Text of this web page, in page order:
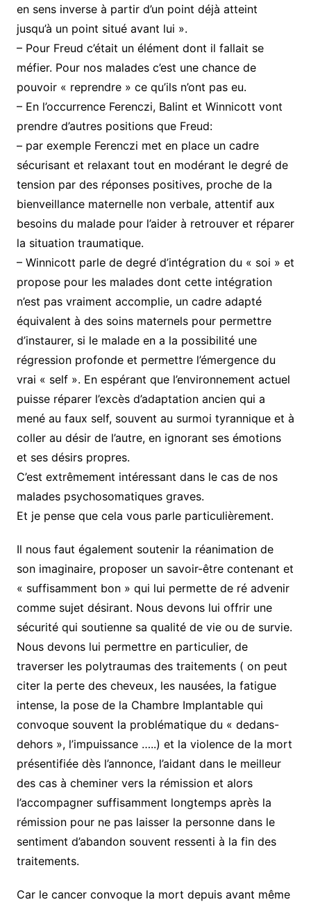
en sens inverse à partir d’un point déjà atteint
jusqu’à un point situé avant lui ».
– Pour Freud c’était un élément dont il fallait se
méfier. Pour nos malades c’est une chance de
pouvoir « reprendre » ce qu’ils n’ont pas eu.
– En l’occurrence Ferenczi, Balint et Winnicott vont
prendre d’autres positions que Freud:
– par exemple Ferenczi met en place un cadre
sécurisant et relaxant tout en modérant le degré de
tension par des réponses positives, proche de la
bienveillance maternelle non verbale, attentif aux
besoins du malade pour l’aider à retrouver et réparer
la situation traumatique.
– Winnicott parle de degré d’intégration du « soi » et
propose pour les malades dont cette intégration
n’est pas vraiment accomplie, un cadre adapté
équivalent à des soins maternels pour permettre
d’instaurer, si le malade en a la possibilité une
régression profonde et permettre l’émergence du
vrai « self ». En espérant que l’environnement actuel
puisse réparer l’excès d’adaptation ancien qui a
mené au faux self, souvent au surmoi tyrannique et à
coller au désir de l’autre, en ignorant ses émotions
et ses désirs propres.
C’est extrêmement intéressant dans le cas de nos
malades psychosomatiques graves.
Et je pense que cela vous parle particulièrement.
Il nous faut également soutenir la réanimation de
son imaginaire, proposer un savoir-être contenant et
« suffisamment bon » qui lui permette de ré advenir
comme sujet désirant. Nous devons lui offrir une
sécurité qui soutienne sa qualité de vie ou de survie.
Nous devons lui permettre en particulier, de
traverser les polytraumas des traitements ( on peut
citer la perte des cheveux, les nausées, la fatigue
intense, la pose de la Chambre Implantable qui
convoque souvent la problématique du « dedans-
dehors », l’impuissance …..) et la violence de la mort
présentifiée dès l’annonce, l’aidant dans le meilleur
des cas à cheminer vers la rémission et alors
l’accompagner suffisamment longtemps après la
rémission pour ne pas laisser la personne dans le
sentiment d’abandon souvent ressenti à la fin des
traitements.
Car le cancer convoque la mort depuis avant même